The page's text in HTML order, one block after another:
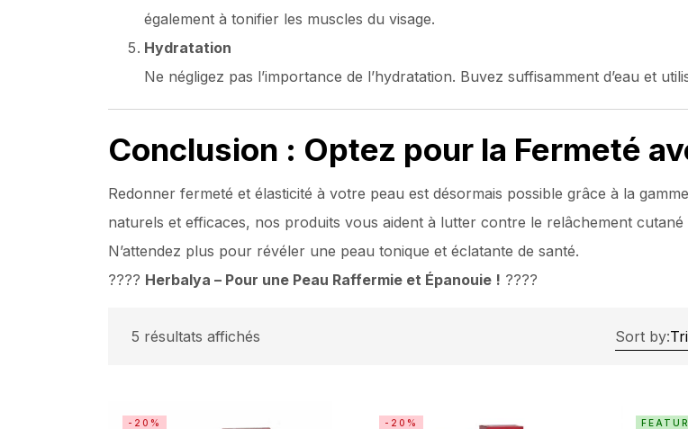
également à tonifier les muscles du visage.
Hydratation
Ne négligez pas l’importance de l’hydratation. Buvez suffisamment d’eau et
Conclusion : Optez pour la Fermeté
Redonner fermeté et élasticité à votre peau est désormais possible grâce à la
naturels et efficaces, nos produits vous aident à lutter contre le relâchement
N’attendez plus pour révéler une peau tonique et éclatante de santé.
???? Herbalya – Pour une Peau Raffermie et Épanouie ! ????
5 résultats affichés Sort by:
-20%
-20%